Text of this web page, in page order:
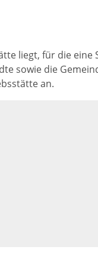
liegt, für die
sowie die
an.